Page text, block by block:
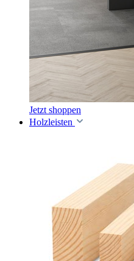
Jetzt shoppen
Holzleisten